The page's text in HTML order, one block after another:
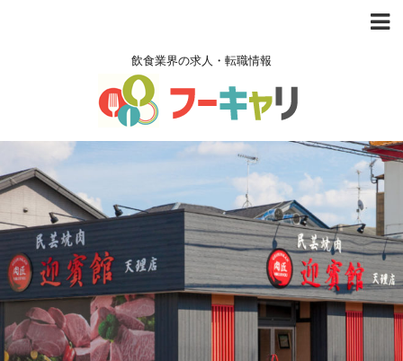
飲食業界の求人・転職情報